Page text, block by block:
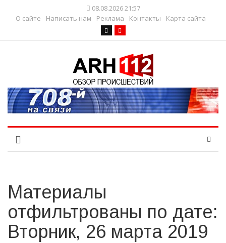
08.08.2026 21:57
О сайте
Написать нам Реклама Контакты Карта сайта
Материалы
отфильтрованы по дате:
Вторник, 26 марта 2019